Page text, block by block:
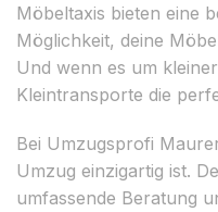
Möbeltaxis bieten eine
Möglichkeit, deine
Und wenn es um
Kleintransporte die
Bei Umzugsprofi
Umzug einzigartig ist.
umfassende Beratung